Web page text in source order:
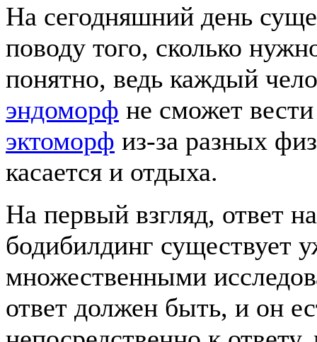
На сегодняшний день
поводу того, сколько
понятно, ведь каждый
эндоморф не сможет
эктоморф из-за разных
касается и отдыха.
На первый взгляд, ответ
бодибилдинг существует
множественными
ответ должен быть, и он